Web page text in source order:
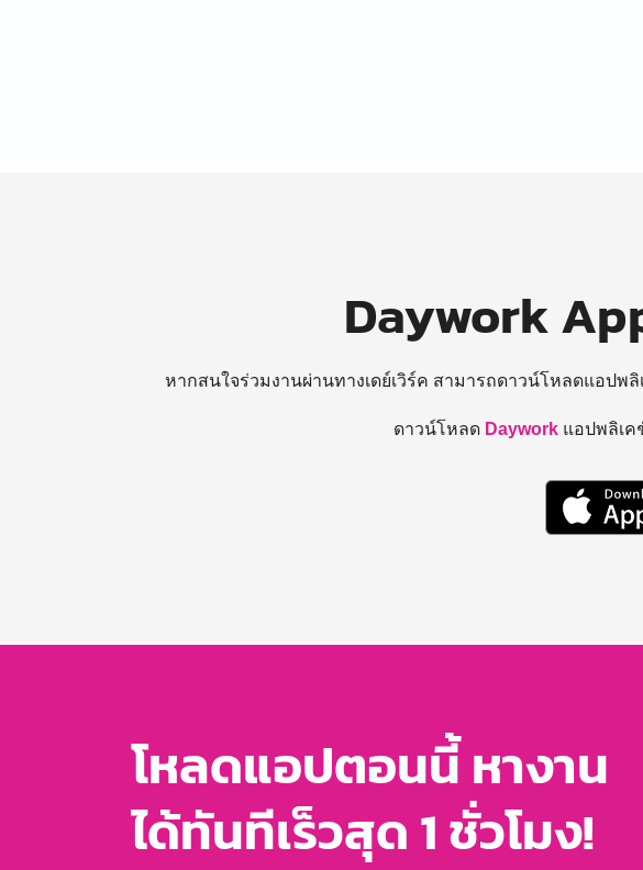
Daywork
หากสนใจร่วมงานผ่านทางเดย์เวิร์ค สามารถดาวน์โหลดแอปพ
ดาวน์โหลด Daywork แอปพลิเค
โหลดแอปตอนนี้ หางาน
ได้ทันทีเร็วสุด 1 ชั่วโมง!